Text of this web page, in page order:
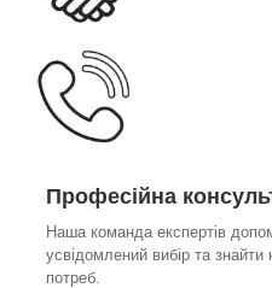
Професійна
Наша команда експертів
усвідомлений вибір та
потреб.